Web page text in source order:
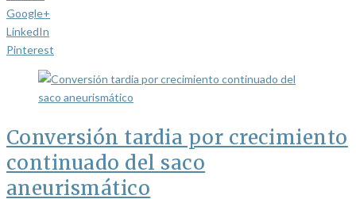
Google+
LinkedIn
Pinterest
Conversión tardia por crecimiento
continuado del saco
aneurismático